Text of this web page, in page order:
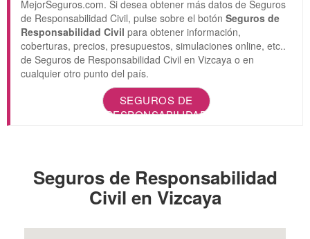
MejorSeguros.com. Si desea obtener más datos de Seguros
de Responsabilidad Civil, pulse sobre el botón Seguros de
Responsabilidad Civil para obtener información,
coberturas, precios, presupuestos, simulaciones online, etc..
de Seguros de Responsabilidad Civil en Vizcaya o en
cualquier otro punto del país.
SEGUROS DE
RESPONSABILIDAD
Seguros de Responsabilidad
Civil en Vizcaya